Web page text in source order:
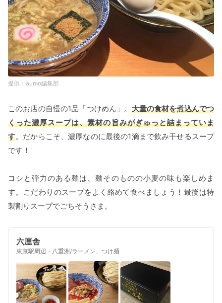
aumo編集部
このお店の自慢の1品「つけめん」。 大量の食材を煮込んでつ
くった濃厚スープは、素材の旨みがぎゅっと詰まっていま
す。だからこそ、濃厚なのに最後の1滴まで飲み干せるスープ
です！
コシと弾力のある麺は、麺そのものの小麦の味も楽しめま
す。こだわりのスープをよく絡めて食べましょう！最後は特
製割りスープでごちそうさま。
六厘舎
東京駅周辺・八重洲/ラーメン、つけ麺